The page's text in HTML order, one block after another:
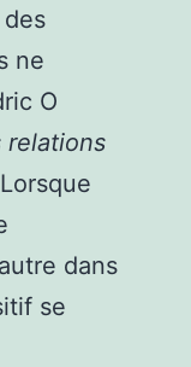
ne
O
relations
dans
se